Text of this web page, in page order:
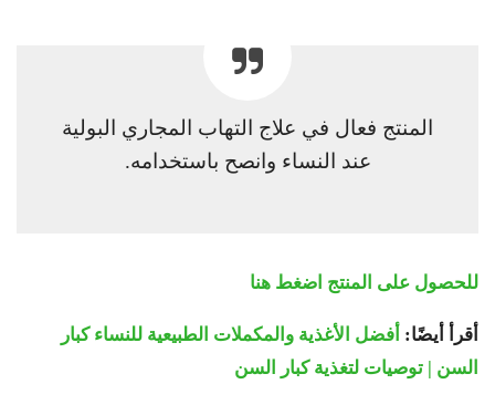
المنتج فعال في علاج التهاب المجاري البولية
عند النساء وانصح باستخدامه.
للحصول على المنتج اضغط هنا
أقرأ أيضًا: أفضل الأغذية والمكملات الطبيعية للنساء كبار
السن | توصيات لتغذية كبار السن